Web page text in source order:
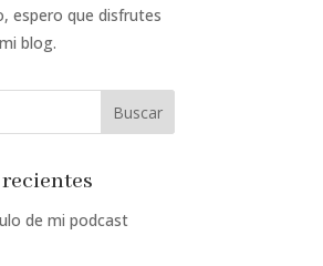
espero que disfrutes
blog.
de mi podcast